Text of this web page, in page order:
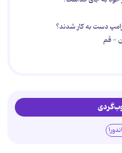
دست به کار شدند؟
- قم